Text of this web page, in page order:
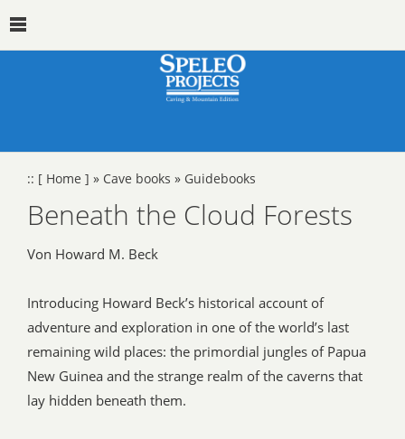
:: [ Home ] » Cave books » Guidebooks
Beneath the Cloud Forests
Von Howard M. Beck
Introducing Howard Beck’s historical account of
adventure and exploration in one of the world’s last
remaining wild places: the primordial jungles of Papua
New Guinea and the strange realm of the caverns that
lay hidden beneath them.